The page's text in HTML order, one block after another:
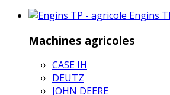
Engins
Machines agricoles
CASE IH
DEUTZ
JOHN DEERE